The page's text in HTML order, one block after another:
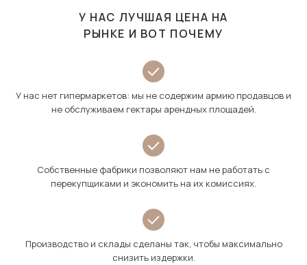
У НАС ЛУЧШАЯ ЦЕНА НА
РЫНКЕ И ВОТ ПОЧЕМУ
У нас нет гипермаркетов: мы не содержим армию продавцов и
не обслуживаем гектары арендных площадей.
Собственные фабрики позволяют нам не работать с
перекупщиками и экономить на их комиссиях.
Производство и склады сделаны так, чтобы максимально
снизить издержки.